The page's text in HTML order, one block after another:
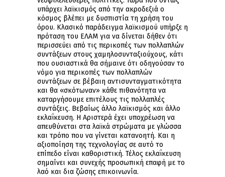
υπάρχει λαϊκισμός από την ακροδεξιά ο
κόσμος βλέπει με δυσπιστία τη χρήση του
όρου. Κλασικό παράδειγμα λαϊκισμού υπήρξε η
πρόταση του ΕΛΑΜ για να δίνεται δήθεν ότι
περισσεύει από τις περικοπές των πολλαπλών
συντάξεων στους χαμηλοσυνταξιούχους, κάτι
που ουσιαστικά θα σήμαινε ότι οδηγούσαν το
νόμο για περικοπές των πολλαπλών
συντάξεων σε βέβαιη αντισυνταγματικότητα
και θα «σκότωναν» κάθε πιθανότητα να
καταργήσουμε επιτέλους τις πολλαπλές
συντάξεις. Βεβαίως άλλο λαϊκισμός και άλλο
εκλαΐκευση. Η Αριστερά έχει υποχρέωση να
απευθύνεται στα λαϊκά στρώματα με γλώσσα
και τρόπο που να γίνεται κατανοητή. Και η
αξιοποίηση της τεχνολογίας σε αυτό το
επίπεδο είναι καθοριστική. Τέλος εκλαΐκευση
σημαίνει και συνεχής προσωπική επαφή με το
λαό και δια ζώσης επικοινωνία.